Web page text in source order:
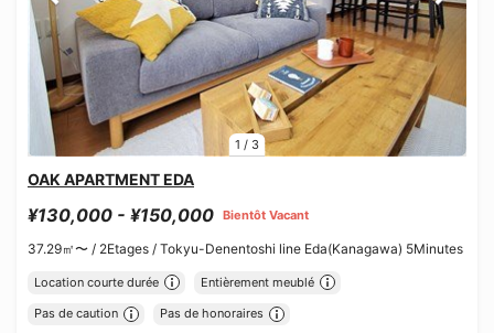
1 / 3
OAK APARTMENT EDA
¥130,000 - ¥150,000 Bientôt Vacant
37.29㎡〜 / 2Etages / Tokyu-Denentoshi line Eda(Kanagawa) 5Minutes
Location courte durée Entièrement meublé
Pas de caution Pas de honoraires